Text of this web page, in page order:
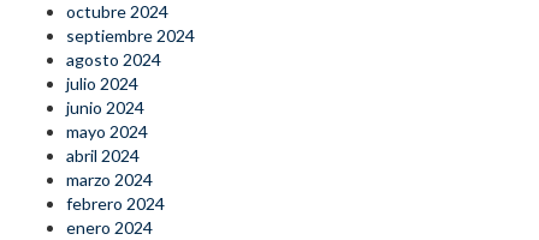
octubre 2024
septiembre 2024
agosto 2024
julio 2024
junio 2024
mayo 2024
abril 2024
marzo 2024
febrero 2024
enero 2024